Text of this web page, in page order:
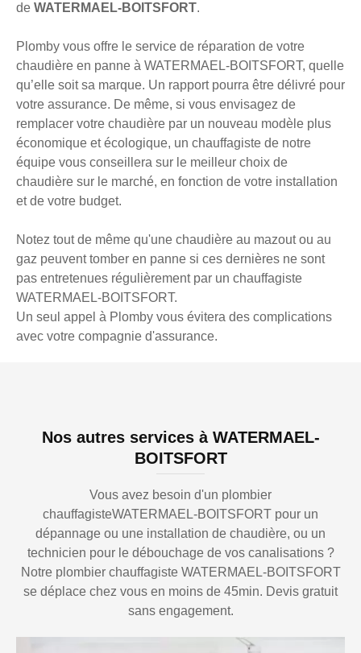
de WATERMAEL-BOITSFORT.
Plomby vous offre le service de réparation de votre
chaudière en panne à WATERMAEL-BOITSFORT, quelle
qu’elle soit sa marque. Un rapport pourra être délivré pour
votre assurance. De même, si vous envisagez de
remplacer votre chaudière par un nouveau modèle plus
économique et écologique, un chauffagiste de notre
équipe vous conseillera sur le meilleur choix de
chaudière sur le marché, en fonction de votre installation
et de votre budget.
Notez tout de même qu'une chaudière au mazout ou au
gaz peuvent tomber en panne si ces dernières ne sont
pas entretenues régulièrement par un chauffagiste
WATERMAEL-BOITSFORT.
Un seul appel à Plomby vous évitera des complications
avec votre compagnie d'assurance.
Nos autres services à WATERMAEL-
BOITSFORT
Vous avez besoin d'un plombier
chauffagisteWATERMAEL-BOITSFORT pour un
dépannage ou une installation de chaudière, ou un
technicien pour le débouchage de vos canalisations ?
Notre plombier chauffagiste WATERMAEL-BOITSFORT
se déplace chez vous en moins de 45min. Devis gratuit
sans engagement.